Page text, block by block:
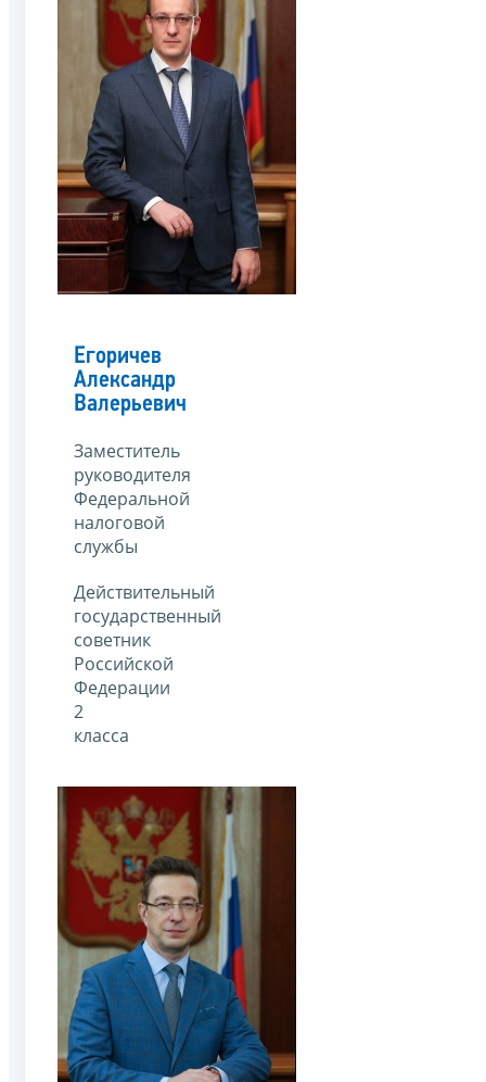
Егоричев
Александр
Валерьевич
Заместитель
руководителя
Федеральной
налоговой
службы
Действительный
государственный
советник
Российской
Федерации
2
класса